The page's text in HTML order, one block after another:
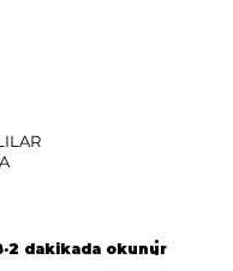
2 dakikada okunur